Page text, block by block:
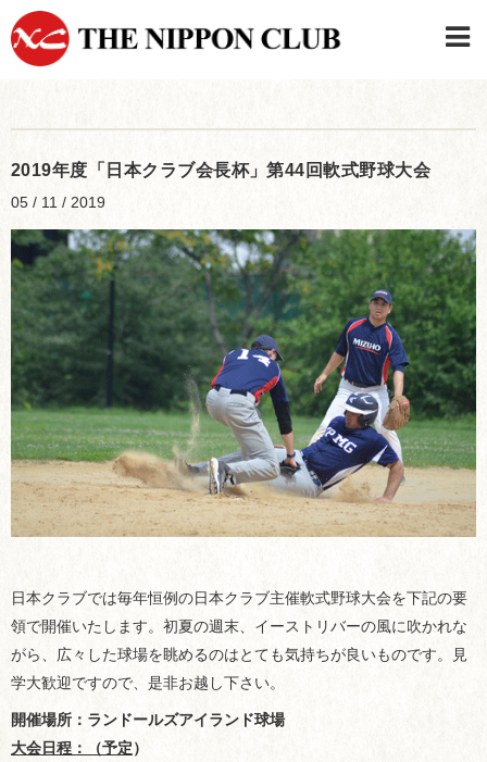
2019年度「日本クラブ会長杯」第44回軟式野球大会
05 / 11 / 2019
日本クラブでは毎年恒例の日本クラブ主催軟式野球大会を下記の要
領で開催いたします。初夏の週末、イーストリバーの風に吹かれな
がら、広々した球場を眺めるのはとても気持ちが良いものです。見
学大歓迎ですので、是非お越し下さい。
開催場所：ランドールズアイランド球場
大会日程：（予定）
日本クラブメンバーログイン
連絡先・駐車場